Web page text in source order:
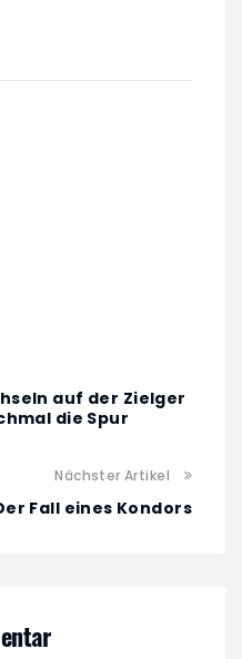
auf der Zielger
die Spur
Nächster Artikel
Fall eines Kondors